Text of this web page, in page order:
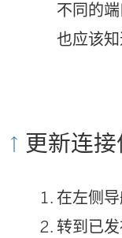
不同的
也应该知
更新连接
在左侧
转到已发